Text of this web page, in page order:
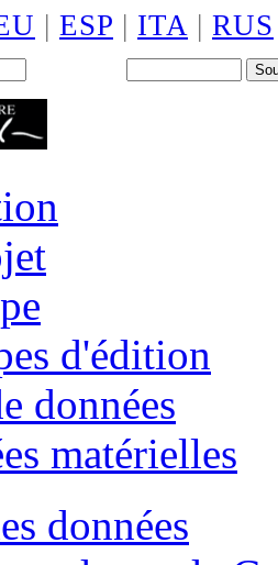
| ESP | ITA | RUS
d'édition
données
matérielles
données